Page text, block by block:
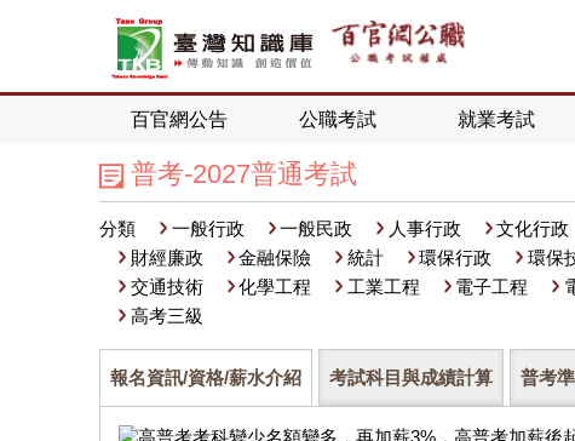
百官網公告 公職考試 就業考試
普考-2027普通考試
分類 一般行政 一般民政 人事行政 文化行政
財經廉政
金融保險 統計 環保行政 環保
交通技術
化學工程 工業工程 電子工程
高考三級
報名資訊/資格/薪水介紹 考試科目與成績計算 普考